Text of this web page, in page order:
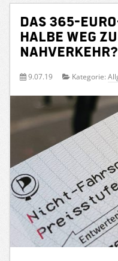
Das 365-
halbe Weg
Nahverkehr?
9.07.19 Kategorie: